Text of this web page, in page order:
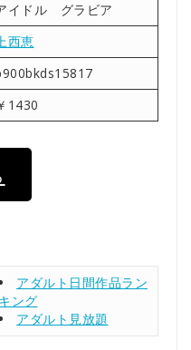
イドル グラビア
西恵
1430
アダルト日間作品ラン
キング
アダルト見放題